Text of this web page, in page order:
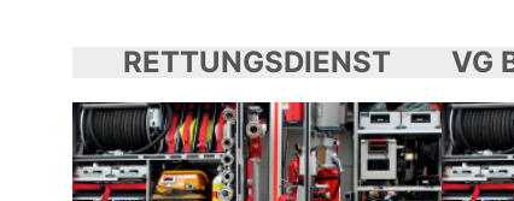
RETTUNGSDIENST